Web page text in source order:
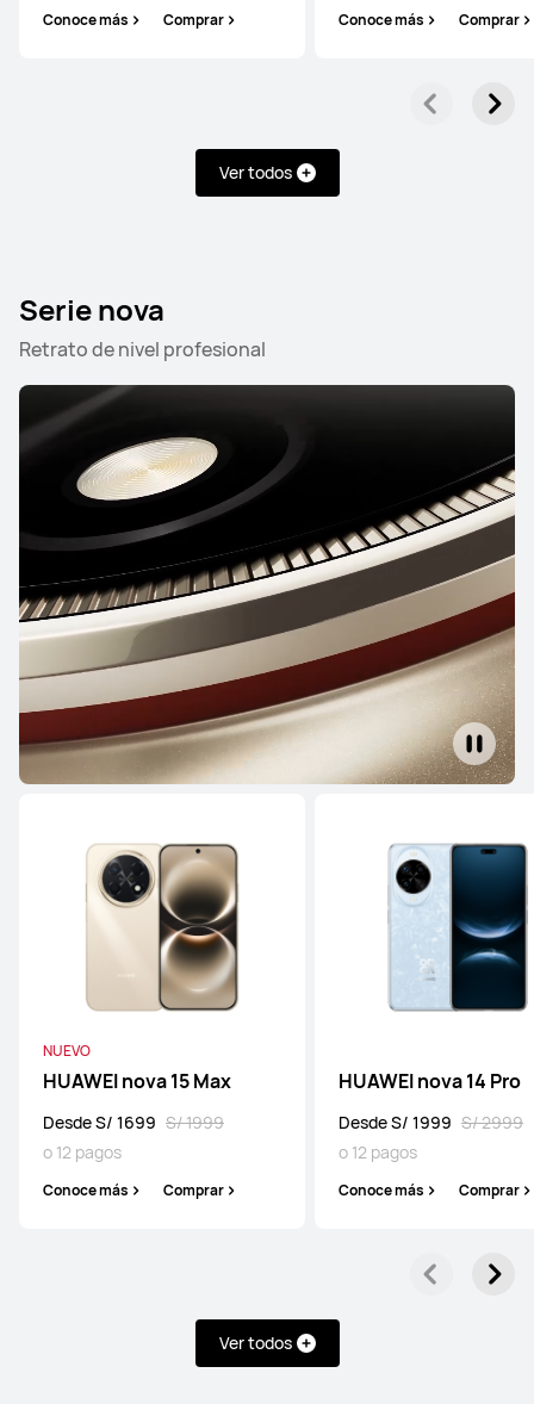
Conoce más Comprar Conoce más Comprar
Ver todos
Serie nova
Retrato de nivel profesional
NUEVO
HUAWEI nova 15 Max
Desde S/ 1699 S/ 1999
o 12 pagos
Conoce más Comprar
HUAWEI nova 14 Pro
Desde S/ 1999 S/ 2999
o 12 pagos
Conoce más Comprar
Ver todos
Serie Mate Serie Pura Serie nova
Serie Mate
HUAWEI Mate 80 Pro
S/ 4999
Comprar
HUAWEI Mate X7
S/ 7999
o 12 pagos